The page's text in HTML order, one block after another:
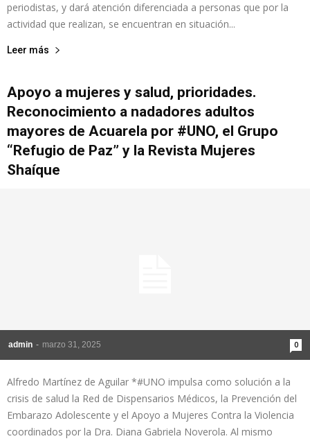
periodistas, y dará atención diferenciada a personas que por la
actividad que realizan, se encuentran en situación...
Leer más
Apoyo a mujeres y salud, prioridades.
Reconocimiento a nadadores adultos
mayores de Acuarela por #UNO, el Grupo
“Refugio de Paz” y la Revista Mujeres
Shaíque
admin - marzo 31, 2025 0
Alfredo Martínez de Aguilar *#UNO impulsa como solución a la
crisis de salud la Red de Dispensarios Médicos, la Prevención del
Embarazo Adolescente y el Apoyo a Mujeres Contra la Violencia
coordinados por la Dra. Diana Gabriela Noverola. Al mismo